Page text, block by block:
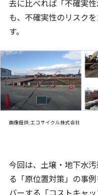
去に比べれば「不確実
も、不確実性のリスク
す。
画像提供:エコサイクル株式会社
今回は、土壌・地下水
る「原位置対策」の事
バーする「コストキャ